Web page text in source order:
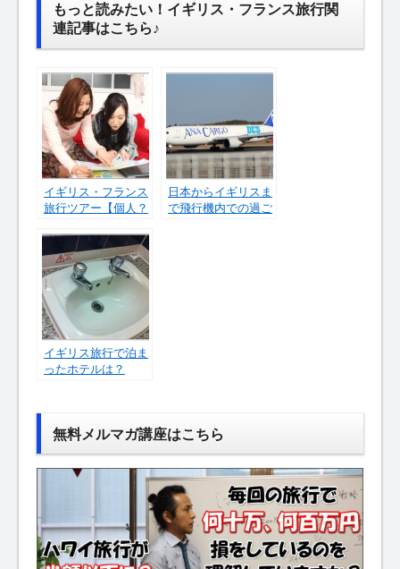
もっと読みたい！イギリス・フランス旅行関
連記事はこちら♪
イギリス・フランス
旅行ツアー【個人？
のか】
日本からイギリスま
で飛行機内での過ご
イギリス旅行で泊ま
ったホテルは？
無料メルマガ講座はこちら